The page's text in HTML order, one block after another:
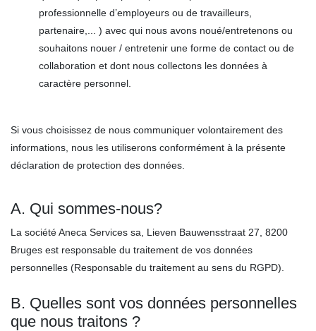
professionnelle d’employeurs ou de travailleurs,
partenaire,... ) avec qui nous avons noué/entretenons ou
souhaitons nouer / entretenir une forme de contact ou de
collaboration et dont nous collectons les données à
caractère personnel.
Si vous choisissez de nous communiquer volontairement des
informations, nous les utiliserons conformément à la présente
déclaration de protection des données.
A. Qui sommes-nous?
La société Aneca Services sa, Lieven Bauwensstraat 27, 8200
Bruges est responsable du traitement de vos données
personnelles (Responsable du traitement au sens du RGPD).
B. Quelles sont vos données personnelles
que nous traitons ?